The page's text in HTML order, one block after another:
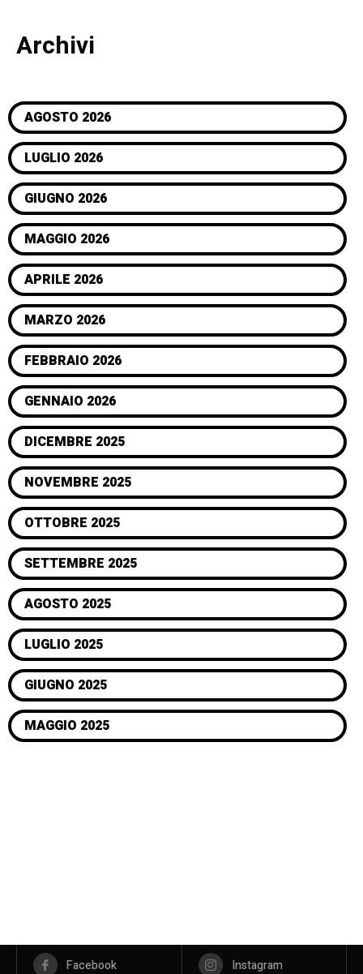
Archivi
AGOSTO 2026
LUGLIO 2026
GIUGNO 2026
MAGGIO 2026
APRILE 2026
MARZO 2026
FEBBRAIO 2026
GENNAIO 2026
DICEMBRE 2025
NOVEMBRE 2025
OTTOBRE 2025
SETTEMBRE 2025
AGOSTO 2025
LUGLIO 2025
GIUGNO 2025
MAGGIO 2025
Facebook Instagram